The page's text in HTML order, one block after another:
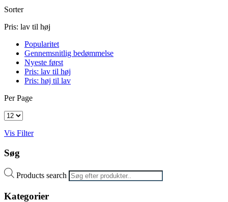
Sorter
Pris: lav til høj
Popularitet
Gennemsnitlig bedømmelse
Nyeste først
Pris: lav til høj
Pris: høj til lav
Per Page
Vis Filter
Søg
Products search
Kategorier